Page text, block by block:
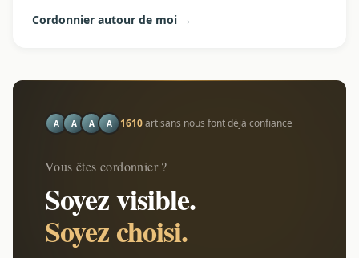
Cordonnier autour de moi →
A A A A 1610artisans nous font déjà confiance
Vous êtes cordonnier ?
Soyez visible.
Soyez choisi.